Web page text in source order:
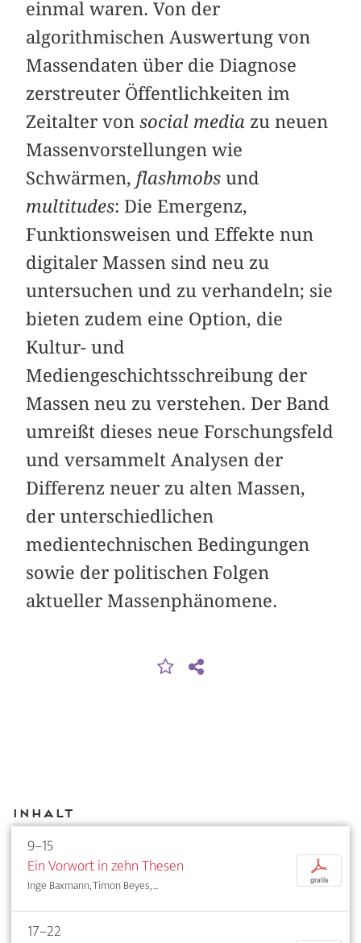
einmal waren. Von der
algorithmischen Auswertung von
Massendaten über die Diagnose
zerstreuter Öffentlichkeiten im
Zeitalter vonsocial media zu neuen
Massen­vor­stellungen wie
Schwärmen, flashmobs und
multitudes: Die Emergenz,
Funktionsweisen und Effekte nun
digitaler Massen sind neu zu
untersuchen und zu verhandeln; sie
bieten zudem eine Option, die
Kultur- und
Mediengeschichtsschreibung der
Massen neu zu verstehen. Der Band
umreißt dieses neue Forschungsfeld
und versammelt Analysen der
Differenz neuer zu alten Massen,
der unterschiedlichen
medientechnischen Bedingungen
sowie der politischen Folgen
aktueller Massenphänomene.
Inhalt
9–15
Ein Vorwort in zehn Thesen
Inge Baxmann, Timon Beyes, ...
p
gratis
17–22